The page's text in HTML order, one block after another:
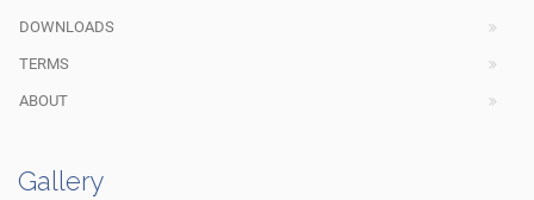
DOWNLOADS
TERMS
ABOUT
Gallery